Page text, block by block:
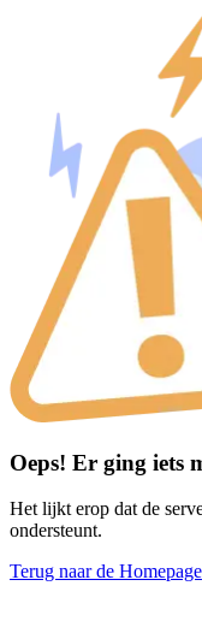
Oeps! Er ging iets
Het lijkt erop dat de
ondersteunt.
Terug naar de Homepage